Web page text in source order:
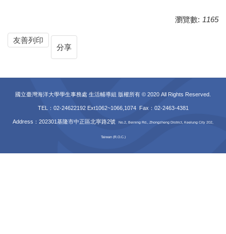
瀏覽數: 1165
友善列印
分享
國立臺灣海洋大學學生事務處 生活輔導組 版權所有 © 2020 All Rights Reserved.
TEL：02-24622192 Ext1062~1066,1074 Fax ：02-2463-4381
Address：202301基隆市中正區北寧路2號 No.2, Beining Rd., Zhongzheng District, Keelung City 202,
Taiwan (R.O.C.)